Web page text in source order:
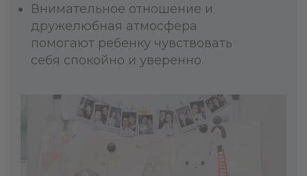
Внимательное отношение и
дружелюбная атмосфера
помогают ребенку чувствовать
себя спокойно и уверенно.